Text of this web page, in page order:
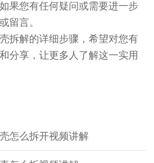
果您有任何疑问或需要进一步
留言。
拆解的详细步骤，希望对您有
分享，让更多人了解这一实用
怎么拆开视频讲解